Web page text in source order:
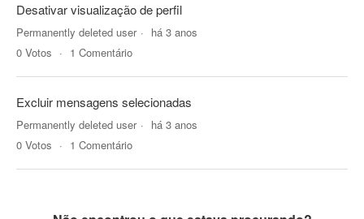
Desativar visualização de perfil
Permanently deleted user
há 3 anos
0 Votos 1 Comentário
Excluir mensagens selecionadas
Permanently deleted user
há 3 anos
0 Votos 1 Comentário